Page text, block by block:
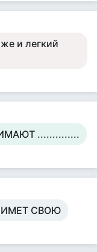
и легкий
..............
СВОЮ